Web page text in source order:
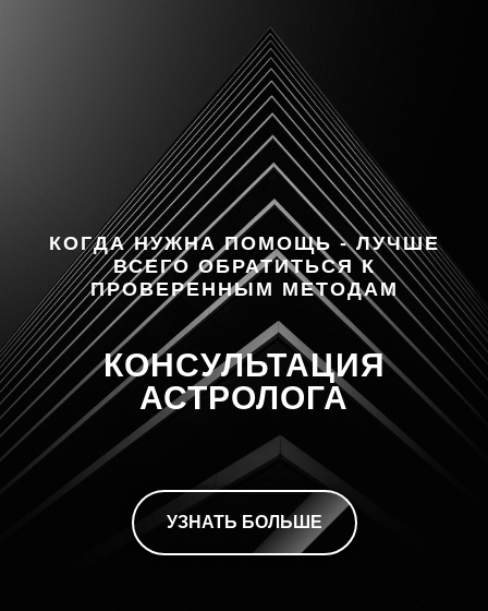
КОГДА НУЖНА ПОМОЩЬ - ЛУЧШЕ
ВСЕГО ОБРАТИТЬСЯ К
ПРОВЕРЕННЫМ МЕТОДАМ
КОНСУЛЬТАЦИЯ
АСТРОЛОГА
УЗНАТЬ БОЛЬШЕ